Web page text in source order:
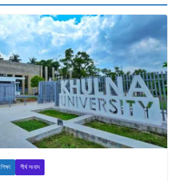
শিক্ষা শীর্ষ সংবাদ